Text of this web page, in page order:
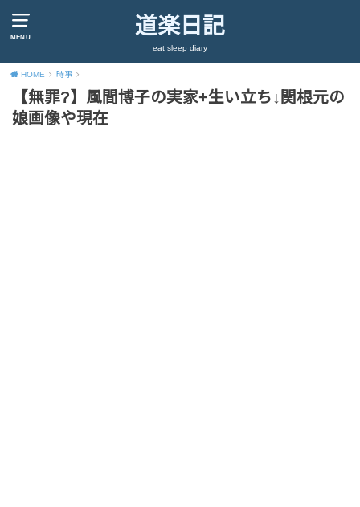
MENU 道楽日記
eat sleep diary
HOME 時事
【無罪?】風間博子の実家+生い立ち↓関根元の
娘画像や現在